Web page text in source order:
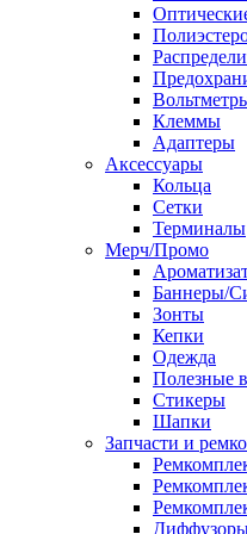
Клеммы
Адаптеры
Аксессуары
Кольца
Сетки
Терминалы
Мерч/Промо
Баннеры/
Зонты
Кепки
Одежда
Полезные
Стикеры
Шапки
Запчасти и
Диффузоры